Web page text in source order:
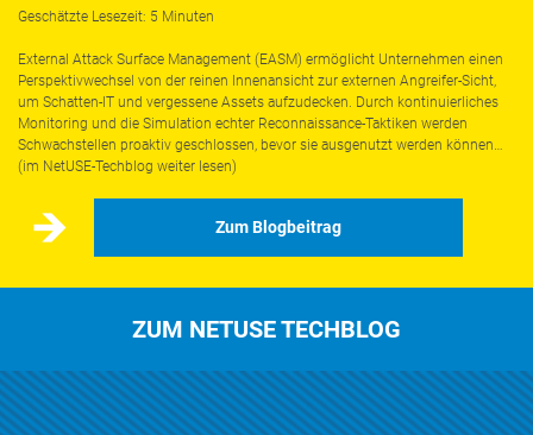
Geschätzte Lesezeit: 5 Minuten
External Attack Surface Management (EASM) ermöglicht Unternehmen einen
Perspektivwechsel von der reinen Innenansicht zur externen Angreifer-Sicht,
um Schatten-IT und vergessene Assets aufzudecken. Durch kontinuierliches
Monitoring und die Simulation echter Reconnaissance-Taktiken werden
Schwachstellen proaktiv geschlossen, bevor sie ausgenutzt werden können…
(im NetUSE-Techblog weiter lesen)
Zum Blogbeitrag
ZUM NETUSE TECHBLOG